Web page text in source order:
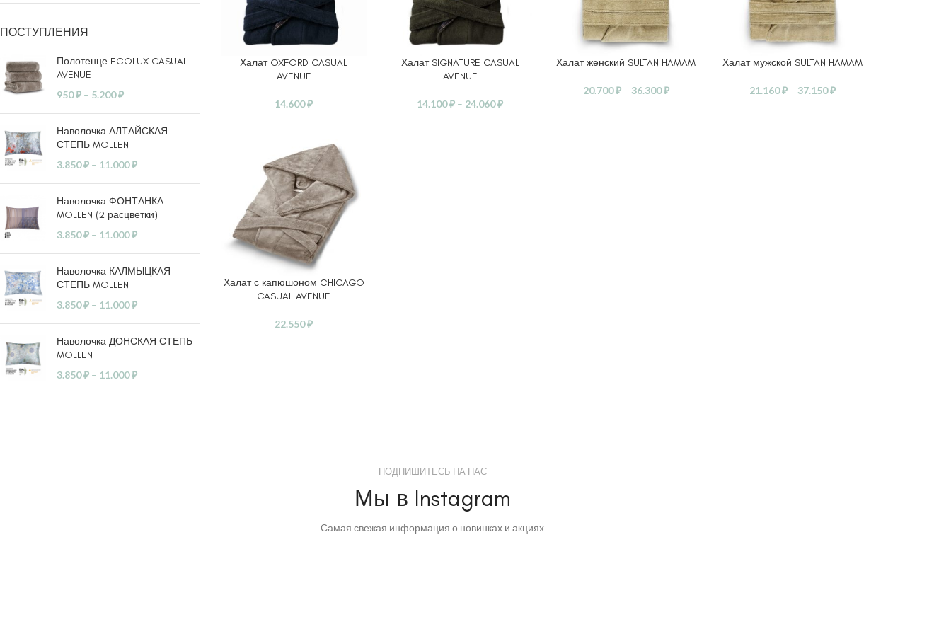
ПОСТУПЛЕНИЯ
Полотенце ECOLUX CASUAL
AVENUE
950₽ – 5.200₽
Наволочка АЛТАЙСКАЯ
СТЕПЬ MOLLEN
3.850₽ – 11.000₽
Наволочка ФОНТАНКА
MOLLEN (2 расцветки)
3.850₽ – 11.000₽
Наволочка КАЛМЫЦКАЯ
СТЕПЬ MOLLEN
3.850₽ – 11.000₽
Наволочка ДОНСКАЯ СТЕПЬ
MOLLEN
3.850₽ – 11.000₽
ЧИТАТЬ ДАЛЕЕ
Халат OXFORD CASUAL
AVENUE
14.600₽
ВЫБЕРИТЕ ПАРАМЕТРЫ
Халат SIGNATURE CASUAL
AVENUE
14.100₽ – 24.060₽
ВЫБЕРИТЕ ПАРАМЕТРЫ
Халат женский SULTAN HAMAM
20.700₽ – 36.300₽
ВЫБЕРИТЕ ПАРАМЕТРЫ
Халат мужской SULTAN HAMAM
21.160₽ – 37.150₽
ВЫБЕРИТЕ ПАРАМЕТРЫ
Халат с капюшоном CHICAGO
CASUAL AVENUE
22.550₽
ПОДПИШИТЕСЬ НА НАС
Мы в Instagram
Самая свежая информация о новинках и акциях